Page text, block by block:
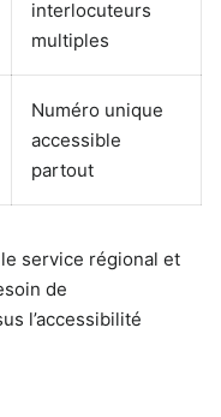
interlocuteurs
multiples
Numéro unique
accessible
partout
service régional et
de
l’accessibilité